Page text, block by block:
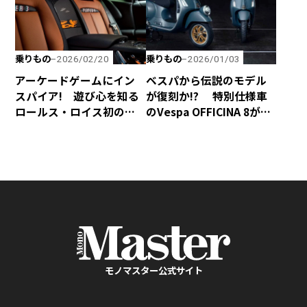
乗りもの 2026/02/20
アーケードゲームにイン
スパイア! 遊び心を知る
ロールス・ロイス初のビ
乗りもの 2026/01/03
ベスパから伝説のモデル
が復刻か!? 特別仕様車
のVespa OFFICINA 8が誕
モノマスター公式サイト